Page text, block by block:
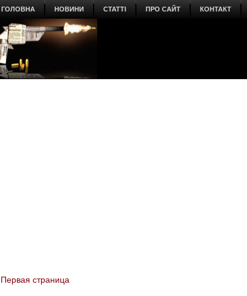
ГОЛОВНА НОВИНИ СТАТТІ ПРО САЙТ КОНТАКТ
You are here
Первая страница